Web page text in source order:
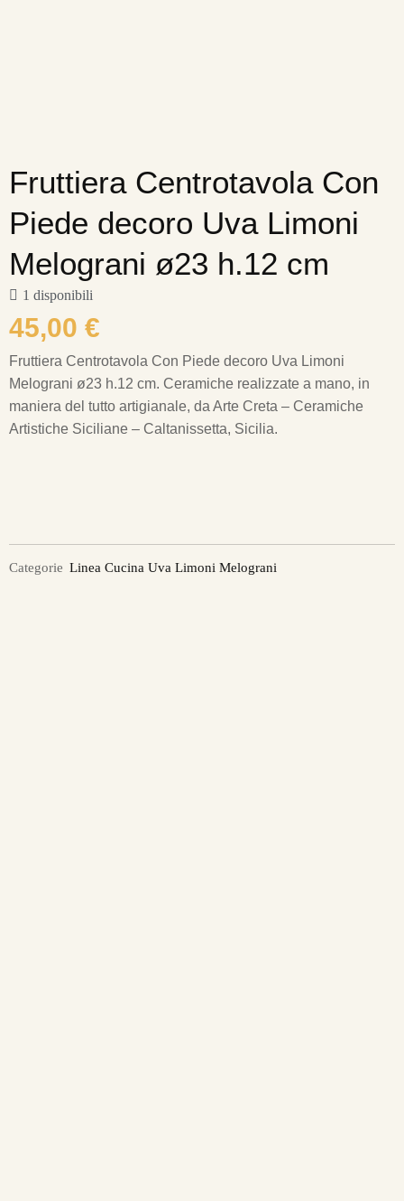
Fruttiera Centrotavola Con
Piede decoro Uva Limoni
Melograni ø23 h.12 cm
1 disponibili
45,00 €
Fruttiera Centrotavola Con Piede decoro Uva Limoni
Melograni ø23 h.12 cm. Ceramiche realizzate a mano, in
maniera del tutto artigianale, da Arte Creta – Ceramiche
Artistiche Siciliane – Caltanissetta, Sicilia.
Categorie Linea Cucina Uva Limoni Melograni